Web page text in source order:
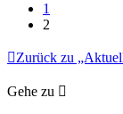
1
2
Zurück zu
Gehe zu